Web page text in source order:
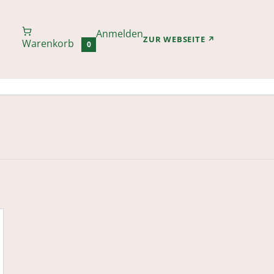
Warenkorb 0
AnmeldenZUR WEBSEITE ↗